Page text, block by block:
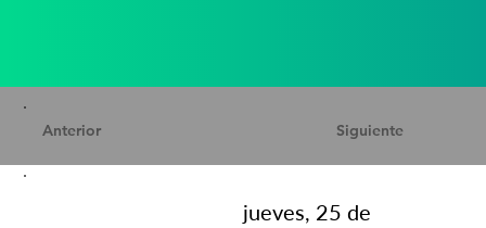
Siguiente
Anterior
jueves, 25 de